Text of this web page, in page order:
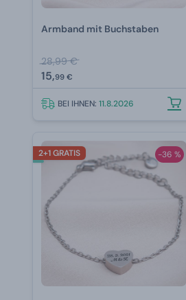
Armband mit Buchstaben
28,99 €
15,99 €
BEI IHNEN: 11.8.2026
-36 %
2+1 GRATIS